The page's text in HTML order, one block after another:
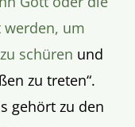
um
schüren und
zu treten“.
gehört zu den